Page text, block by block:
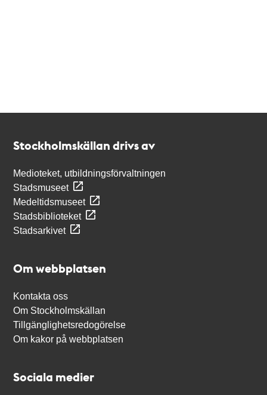
Stockholmskällan drivs av
Medioteket, utbildningsförvaltningen
Stadsmuseet
Medeltidsmuseet
Stadsbiblioteket
Stadsarkivet
Om webbplatsen
Kontakta oss
Om Stockholmskällan
Tillgänglighetsredogörelse
Om kakor på webbplatsen
Sociala medier